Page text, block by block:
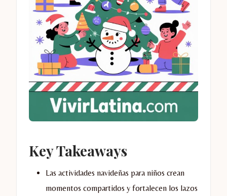
Key Takeaways
Las actividades navideñas para niños crean
momentos compartidos y fortalecen los lazos